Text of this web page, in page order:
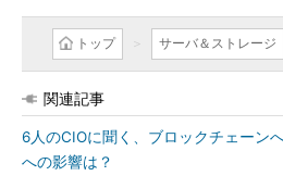
トップ サーバ＆ストレージ
関連記事
6人のCIOに聞く、ブロックチェーン
への影響は？